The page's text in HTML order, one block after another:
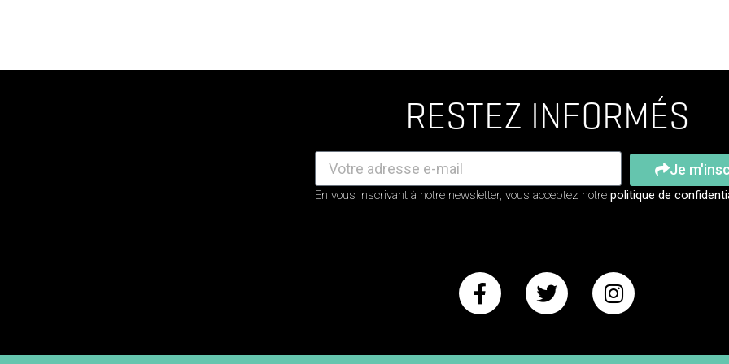
RESTEZ INFORMÉS
Je
En vous inscrivant à notre newsletter, vous acceptez notre politique de